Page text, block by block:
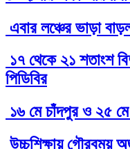
এবার লঞ্চের ভাড়া
১৭ থেকে ২১ শতাংশ
পিডিবির
১৬ মে চাঁদপুর ও ২৫ মে
উচ্চশিক্ষায় গৌরবময়